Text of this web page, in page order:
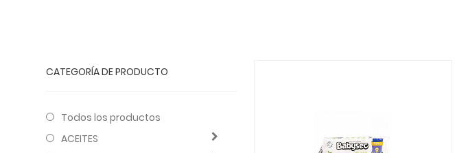
CATEGORÍA DE PRODUCTO
Todos los productos
ACEITES